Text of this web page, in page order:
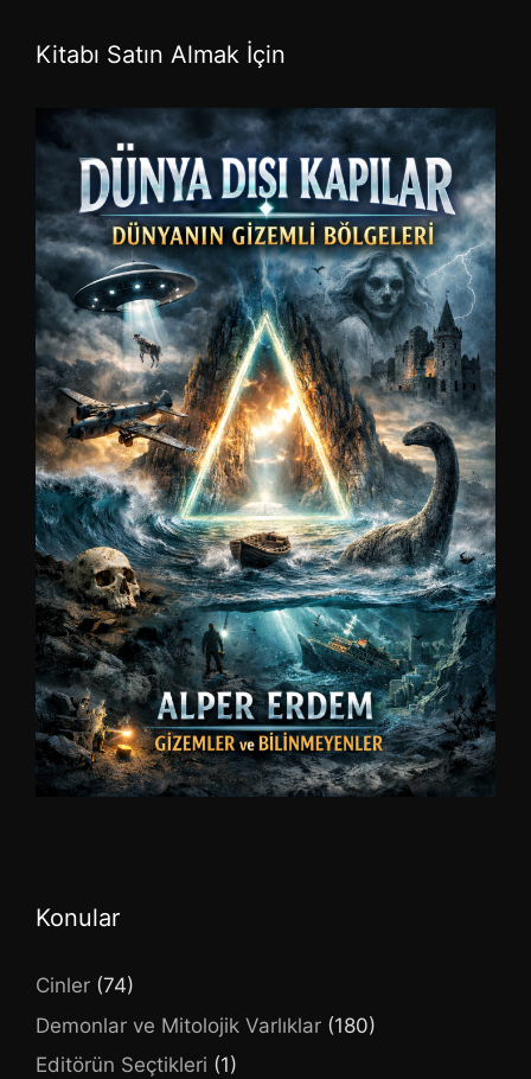
Kitabı Satın Almak İçin
Konular
Cinler (74)
Demonlar ve Mitolojik Varlıklar (180)
Editörün Seçtikleri (1)